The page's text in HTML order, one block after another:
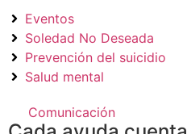
Eventos
Soledad No Deseada
Prevención del suicidio
Salud mental
Comunicación